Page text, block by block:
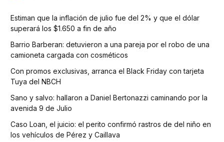
Estiman que la inflación de julio fue del 2% y que el dólar
superará los $1.650 a fin de año
Barrio Barberan: detuvieron a una pareja por el robo de una
camioneta cargada con cosméticos
Con promos exclusivas, arranca el Black Friday con tarjeta
Tuya del NBCH
Sano y salvo: hallaron a Daniel Bertonazzi caminando por la
avenida 9 de Julio
Caso Loan, el juicio: el perito confirmó rastros de del niño en
los vehículos de Pérez y Caillava